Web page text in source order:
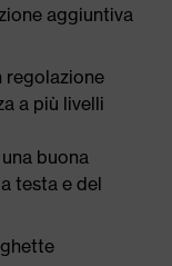
aggiuntiva
regolazione
a più livelli
buona
testa e del